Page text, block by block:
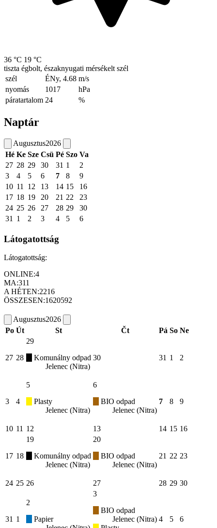
36 °C 19 °C
tiszta égbolt, északnyugati mérsékelt szél
szél
ÉNy, 4.68 m/s
nyomás
1017
hPa
páratartalom 24 %
Naptár
Augusztus2026
Hé Ke Sze Csü Pé Szo Va
27 28 29 30 31 1
2
3
4 5 6 7 8
9
10 11 12 13 14 15
16
17 18 19 20 21 22
23
24 25 26 27 28 29
30
31
1 2 3 4 5 6
Látogatottság
Látogatottság:
ONLINE:4
MA:311
A HÉTEN:2216
ÖSSZESEN:1620592
Augusztus2026
Po Út St Čt Pá So Ne
27 28
29
Komunálny odpad
Jelenec (Nitra)
30 31 1 2
3 4
5
Plasty
Jelenec (Nitra)
6
BIO odpad
Jelenec (Nitra)
7 8 9
10 11 12 13 14 15 16
17 18
19
Komunálny odpad
Jelenec (Nitra)
20
BIO odpad
Jelenec (Nitra)
21 22 23
24 25 26 27 28 29 30
31 1
2
Papier
3
BIO odpad
Jelenec (Nitra) 4 5 6